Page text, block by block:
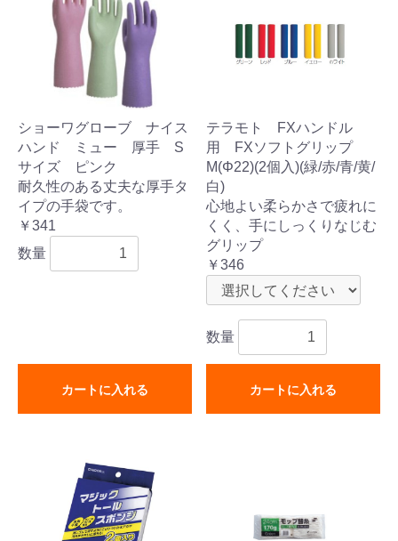
ショーワグローブ ナイス
ハンド ミュー 厚手 S
サイズ ピンク
耐久性のある丈夫な厚手タ
イプの手袋です。
￥341
数量
カートに入れる
テラモト FXハンドル
用 FXソフトグリップ
M(Φ22)(2個入)(緑/赤/青/黄/
白)
心地よい柔らかさで疲れに
くく、手にしっくりなじむ
グリップ
￥346
数量
カートに入れる